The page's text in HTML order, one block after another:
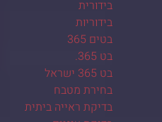
בידורית
בידוריות
בטים 365
בט 365.
בט 365 ישראל
בחירת מטבח
בדיקת ראייה ביתית